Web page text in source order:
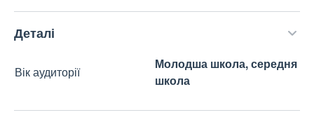
Деталі
Вік аудиторії
Молодша школа, середня
школа